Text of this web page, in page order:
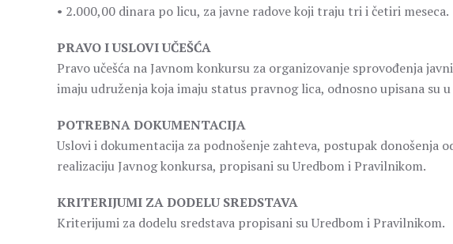
• 2.000,00 dinara po licu, za javne radove koji traju tri i četiri meseca.
PRAVO I USLOVI UČEŠĆA
Pravo učešća na Javnom konkursu za organizovanje sprovođenja
imaju udruženja koja imaju status pravnog lica, odnosno upisana su
POTREBNA DOKUMENTACIJA
Uslovi i dokumentacija za podnošenje zahteva, postupak donošenja
realizaciju Javnog konkursa, propisani su Uredbom i Pravilnikom.
KRITERIJUMI ZA DODELU SREDSTAVA
Kriterijumi za dodelu sredstava propisani su Uredbom i Pravilnikom.